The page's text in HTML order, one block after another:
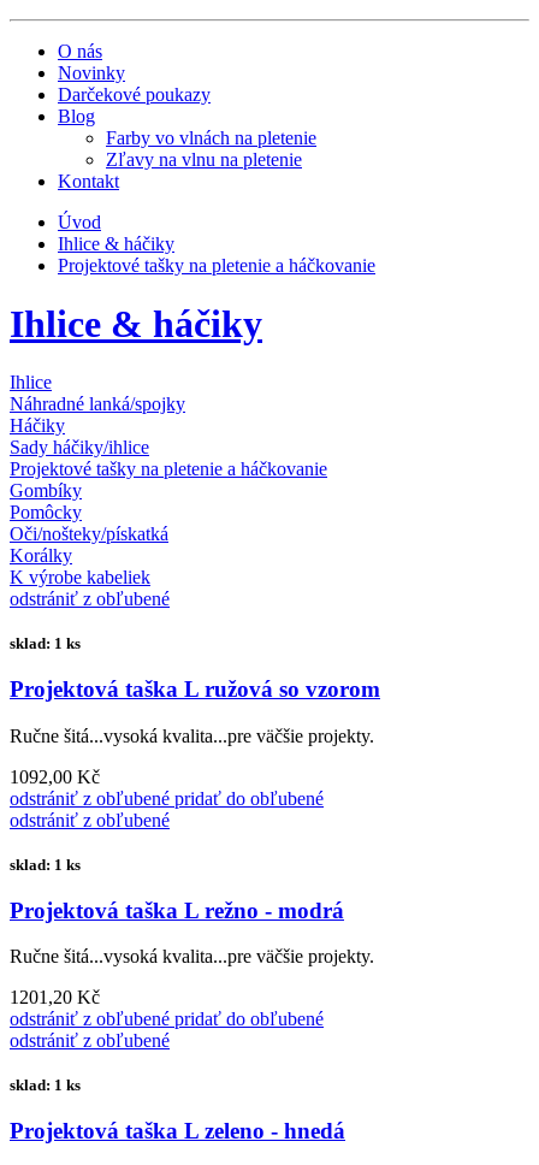
O nás
Novinky
Darčekové poukazy
Blog
Farby vo vlnách na pletenie
Zľavy na vlnu na pletenie
Kontakt
Úvod
Ihlice & háčiky
Projektové tašky na pletenie a háčkovanie
Ihlice & háčiky
Ihlice
Náhradné lanká/spojky
Háčiky
Sady háčiky/ihlice
Projektové tašky na pletenie a háčkovanie
Gombíky
Pomôcky
Oči/nošteky/pískatká
Korálky
K výrobe kabeliek
odstrániť z obľubené
sklad: 1 ks
Projektová taška L ružová so vzorom
Ručne šitá...vysoká kvalita...pre väčšie projekty.
1092,00 Kč
odstrániť z obľubené pridať do obľubené
odstrániť z obľubené
sklad: 1 ks
Projektová taška L režno - modrá
Ručne šitá...vysoká kvalita...pre väčšie projekty.
1201,20 Kč
odstrániť z obľubené pridať do obľubené
odstrániť z obľubené
sklad: 1 ks
Projektová taška L zeleno - hnedá